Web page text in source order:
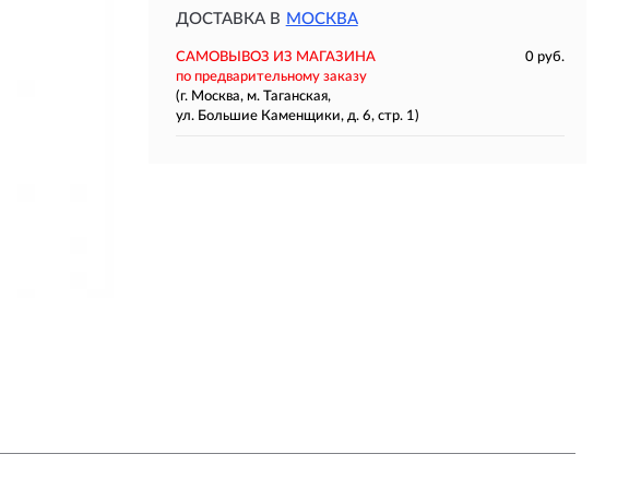
ДОСТАВКА В МОСКВА
САМОВЫВОЗ ИЗ МАГАЗИНА
0 руб.
по предварительному заказу
(г. Москва, м. Таганская,
ул. Большие Каменщики, д. 6, стр. 1)